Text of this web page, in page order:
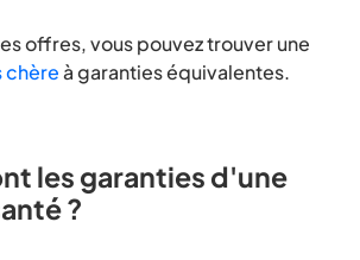
offres, vous pouvez trouver une
chèreà garanties équivalentes.
les garanties d'une
?